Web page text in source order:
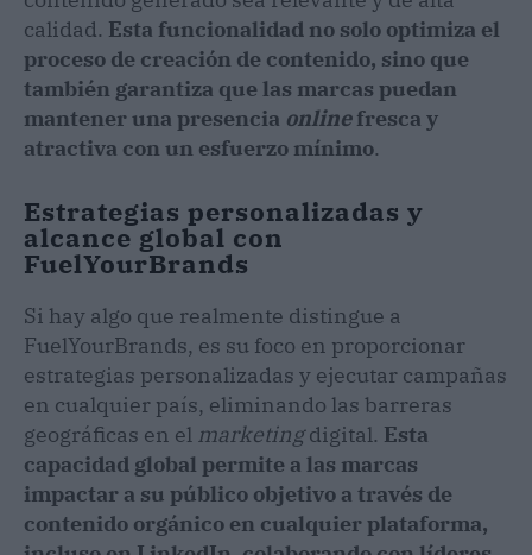
calidad. Esta funcionalidad no solo optimiza el
proceso de creación de contenido, sino que
también garantiza que las marcas puedan
mantener una presencia onlinefresca y
atractiva con un esfuerzo mínimo.
Estrategias personalizadas y
alcance global con
FuelYourBrands
Si hay algo que realmente distingue a
FuelYourBrands, es su foco en proporcionar
estrategias personalizadas y ejecutar campañas
en cualquier país, eliminando las barreras
geográficas en el marketingdigital. Esta
capacidad global permite a las marcas
impactar a su público objetivo a través de
contenido orgánico en cualquier plataforma,